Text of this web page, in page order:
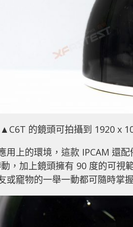
▲C6T 的鏡頭可拍攝到 1920 x
用上的環境，這款 IPCAM 還
，加上鏡頭擁有 90 度的可視
或竉物的一舉一動都可隨時掌